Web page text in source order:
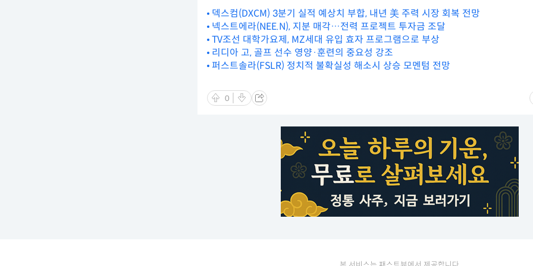
덱스컴(DXCM) 3분기 실적 예상치 부합, 내년 美 주력 시장 회복 전망
넥스트에라(NEE.N), 지분 매각…전력 프로젝트 투자금 조달
TV조선 대학가요제, MZ세대 유입 효자 프로그램으로 부상
리디아 고, 골프 선수 영양·훈련의 중요성 강조
퍼스트솔라(FSLR) 정치적 불확실성 해소시 상승 모멘텀 전망
0